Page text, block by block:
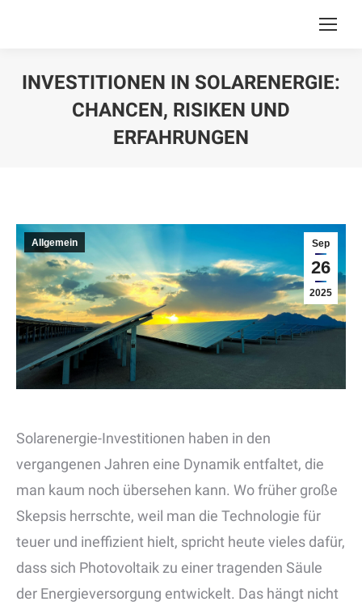
INVESTITIONEN IN SOLARENERGIE:
CHANCEN, RISIKEN UND
ERFAHRUNGEN
Sep
26
2025
Allgemein
Solarenergie-Investitionen haben in den
vergangenen Jahren eine Dynamik entfaltet, die
man kaum noch übersehen kann. Wo früher große
Skepsis herrschte, weil man die Technologie für
teuer und ineffizient hielt, spricht heute vieles dafür,
dass sich Photovoltaik zu einer tragenden Säule
der Energieversorgung entwickelt. Das hängt nicht